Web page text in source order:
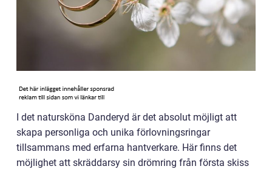
I det natursköna Danderyd är det absolut möjligt att
skapa personliga och unika förlovningsringar
tillsammans med erfarna hantverkare. Här finns det
möjlighet att skräddarsy sin drömring från första skiss